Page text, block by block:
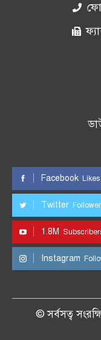
Facebook Likes
Twitter
1.8M
Instagram
© সর্বসত্ব